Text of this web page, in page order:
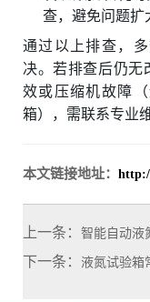
查，避免问题扩
通过以上排查，
决。若排查后仍无
效或压缩机故障
箱），需联系专业
本文链接地址：
上一条： 智能自动液
下一条： 液氮试验箱